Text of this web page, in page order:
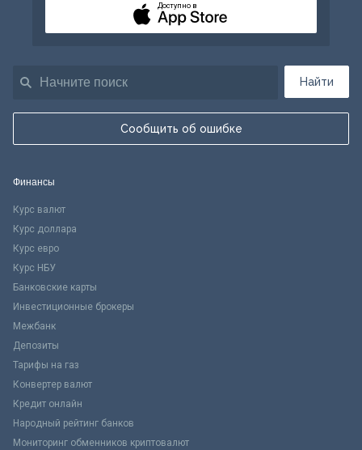
Найти
Сообщить об ошибке
Доступно в
Финансы
Курс валют
Курс доллара
Курс евро
Курс НБУ
Банковские карты
Инвестиционные брокеры
Межбанк
Депозиты
Тарифы на газ
Конвертер валют
Кредит онлайн
Народный рейтинг банков
Мониторинг обменников криптовалют